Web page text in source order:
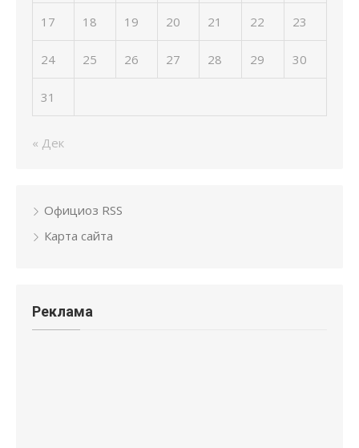
17 18 19 20 21 22 23
24 25 26 27 28 29 30
31
« Дек
Официоз RSS
Карта сайта
Реклама